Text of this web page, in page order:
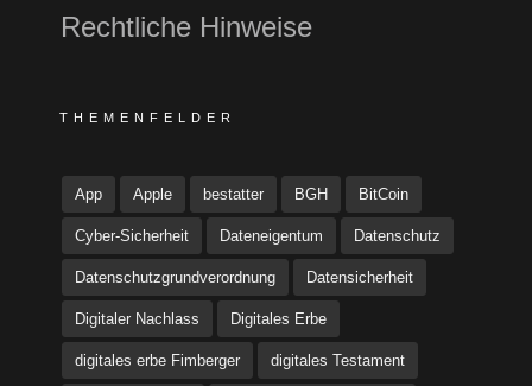
Rechtliche Hinweise
THEMENFELDER
App Apple bestatter BGH BitCoin
Cyber-Sicherheit Dateneigentum Datenschutz
Datenschutzgrundverordnung Datensicherheit
Digitaler Nachlass Digitales Erbe
digitales erbe Fimberger digitales Testament